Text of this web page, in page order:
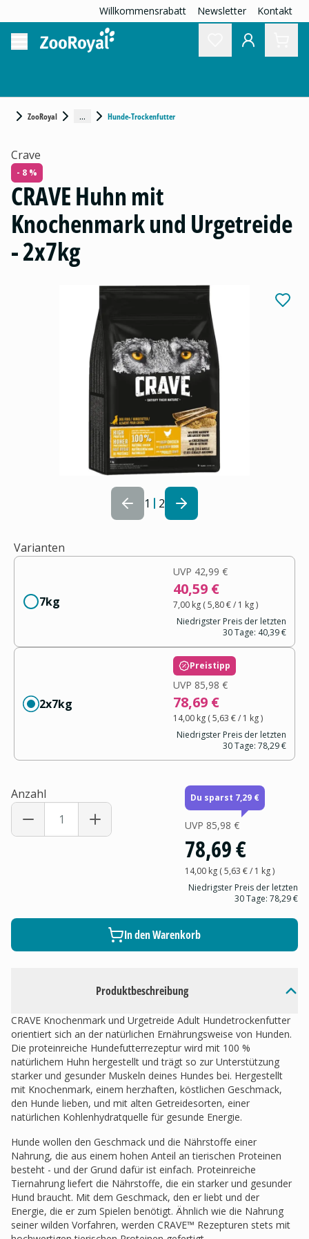
Willkommensrabatt Newsletter Kontakt
ZooRoyal ... Hunde-Trockenfutter
1 2
Produktbeschreibung
CRAVE Knochenmark und Urgetreide Adult Hundetrockenfutter
orientiert sich an der natürlichen Ernährungsweise von Hunden.
Die proteinreiche Hundefutterrezeptur wird mit 100 %
natürlichem Huhn hergestellt und trägt so zur Unterstützung
starker und gesunder Muskeln deines Hundes bei. Hergestellt
mit Knochenmark, einem herzhaften, köstlichen Geschmack,
den Hunde lieben, und mit alten Getreidesorten, einer
natürlichen Kohlenhydratquelle für gesunde Energie.
Hunde wollen den Geschmack und die Nährstoffe einer
Nahrung, die aus einem hohen Anteil an tierischen Proteinen
besteht - und der Grund dafür ist einfach. Proteinreiche
Tiernahrung liefert die Nährstoffe, die ein starker und gesunder
Hund braucht. Mit dem Geschmack, den er liebt und der
Energie, die er zum Spielen benötigt. Ähnlich wie die Nahrung
seiner wilden Vorfahren, werden CRAVE™ Rezepturen stets mit
Crave
- 8 %
CRAVE Huhn mit
Knochenmark und Urgetreide
- 2x7kg
Varianten
7kg
UVP 42,99 €
40,59 €
7,00 kg(5,80 €/ 1 kg)
Niedrigster Preis der letzten
30 Tage: 40,39 €
2x7kg
Preistipp
UVP 85,98 €
78,69 €
14,00 kg(5,63 €/ 1 kg)
Niedrigster Preis der letzten
30 Tage: 78,29 €
Anzahl Du sparst 7,29 €
UVP 85,98 €
78,69 €
14,00 kg(5,63 €/ 1 kg)
Niedrigster Preis der letzten
30 Tage: 78,29 €
In den Warenkorb